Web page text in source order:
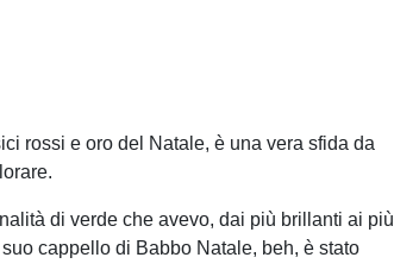
rossi e oro del Natale, è una vera sfida da
di verde che avevo, dai più brillanti ai più
cappello di Babbo Natale, beh, è stato